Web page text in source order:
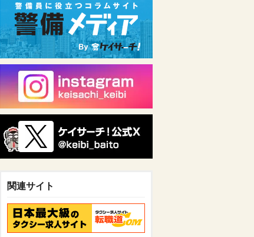
関連サイト